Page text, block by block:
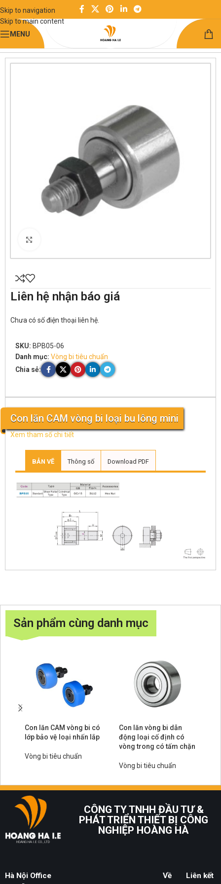
Skip to navigation
Skip to main content
MENU
Trang chủ
Chuyển động quay Vòng bi tiêu chuẩn
Con lăn CAM vòng bi loại bu lông mini
Xem tham số chi tiết
BẢN VẼ Thông số Download PDF
Liên hệ nhận báo giá
Chưa có số điện thoại liên hệ.
SKU: BPB05-06
Danh mục: Vòng bi tiêu chuẩn
Chia sẻ:
Sản phẩm cùng danh mục
Con lăn CAM vòng bi có
lớp bảo vệ loại nhấn lắp
Vòng bi tiêu chuẩn
Con lăn vòng bi dẫn
động loại cố định có
vòng trong có tấm chặn
Vòng bi tiêu chuẩn
HOANG HA I.E CO., LTD
CÔNG TY TNHH ĐẦU TƯ &
PHÁT TRIỂN THIẾT BỊ CÔNG
NGHIỆP HOÀNG HÀ
Hà Nội Office
Về
Liên kết